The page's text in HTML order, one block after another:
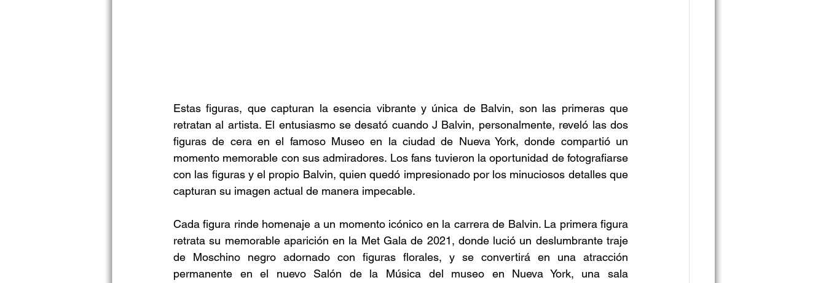
Estas figuras, que capturan la esencia vibrante y única de Balvin, son las primeras que
retratan al artista. El entusiasmo se desató cuando J Balvin, personalmente, reveló las dos
figuras de cera en el famoso Museo en la ciudad de Nueva York, donde compartió un
momento memorable con sus admiradores. Los fans tuvieron la oportunidad de fotografiarse
con las figuras y el propio Balvin, quien quedó impresionado por los minuciosos detalles que
capturan su imagen actual de manera impecable.
Cada figura rinde homenaje a un momento icónico en la carrera de Balvin. La primera figura
retrata su memorable aparición en la Met Gala de 2021, donde lució un deslumbrante traje
de Moschino negro adornado con figuras florales, y se convertirá en una atracción
permanente en el nuevo Salón de la Música del museo en Nueva York, una sala